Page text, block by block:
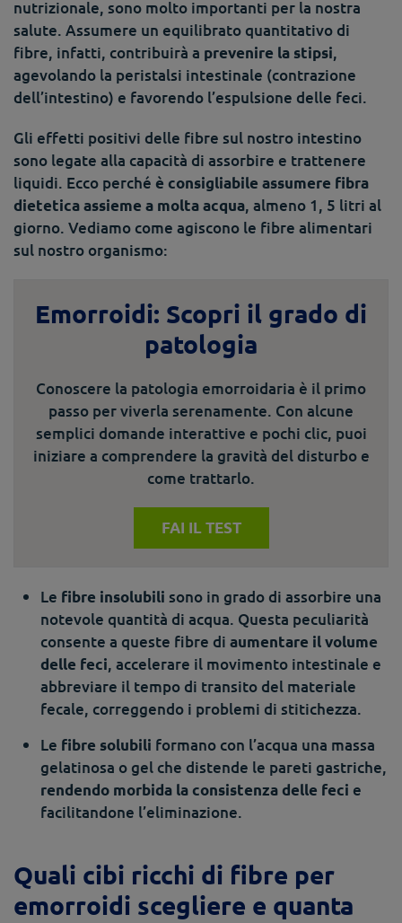
nutrizionale, sono molto importanti per la nostra
salute. Assumere un equilibrato quantitativo di
fibre, infatti, contribuirà a prevenire la stipsi,
agevolando la peristalsi intestinale (contrazione
dell’intestino) e favorendo l’espulsione delle feci.
Gli effetti positivi delle fibre sul nostro intestino
sono legate alla capacità di assorbire e trattenere
liquidi. Ecco perché è consigliabile assumere fibra
dietetica assieme a molta acqua, almeno 1, 5 litri al
giorno. Vediamo come agiscono le fibre alimentari
sul nostro organismo:
Emorroidi: Scopri il grado di
patologia
Conoscere la patologia emorroidaria è il primo
passo per viverla serenamente. Con alcune
semplici domande interattive e pochi clic, puoi
iniziare a comprendere la gravità del disturbo e
come trattarlo.
FAI IL TEST
Le fibre insolubili sono in grado di assorbire una
notevole quantità di acqua. Questa peculiarità
consente a queste fibre di aumentare il volume
delle feci, accelerare il movimento intestinale e
abbreviare il tempo di transito del materiale
fecale, correggendo i problemi di stitichezza.
Le fibre solubili formano con l’acqua una massa
gelatinosa o gel che distende le pareti gastriche,
rendendo morbida la consistenza delle feci e
facilitandone l’eliminazione.
Quali cibi ricchi di fibre per
emorroidi scegliere e quanta